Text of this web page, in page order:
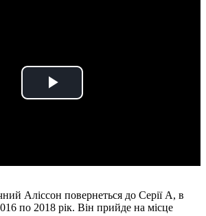
Play
Аліссон повернеться до Серії А, в
по 2018 рік. Він прийде на місце